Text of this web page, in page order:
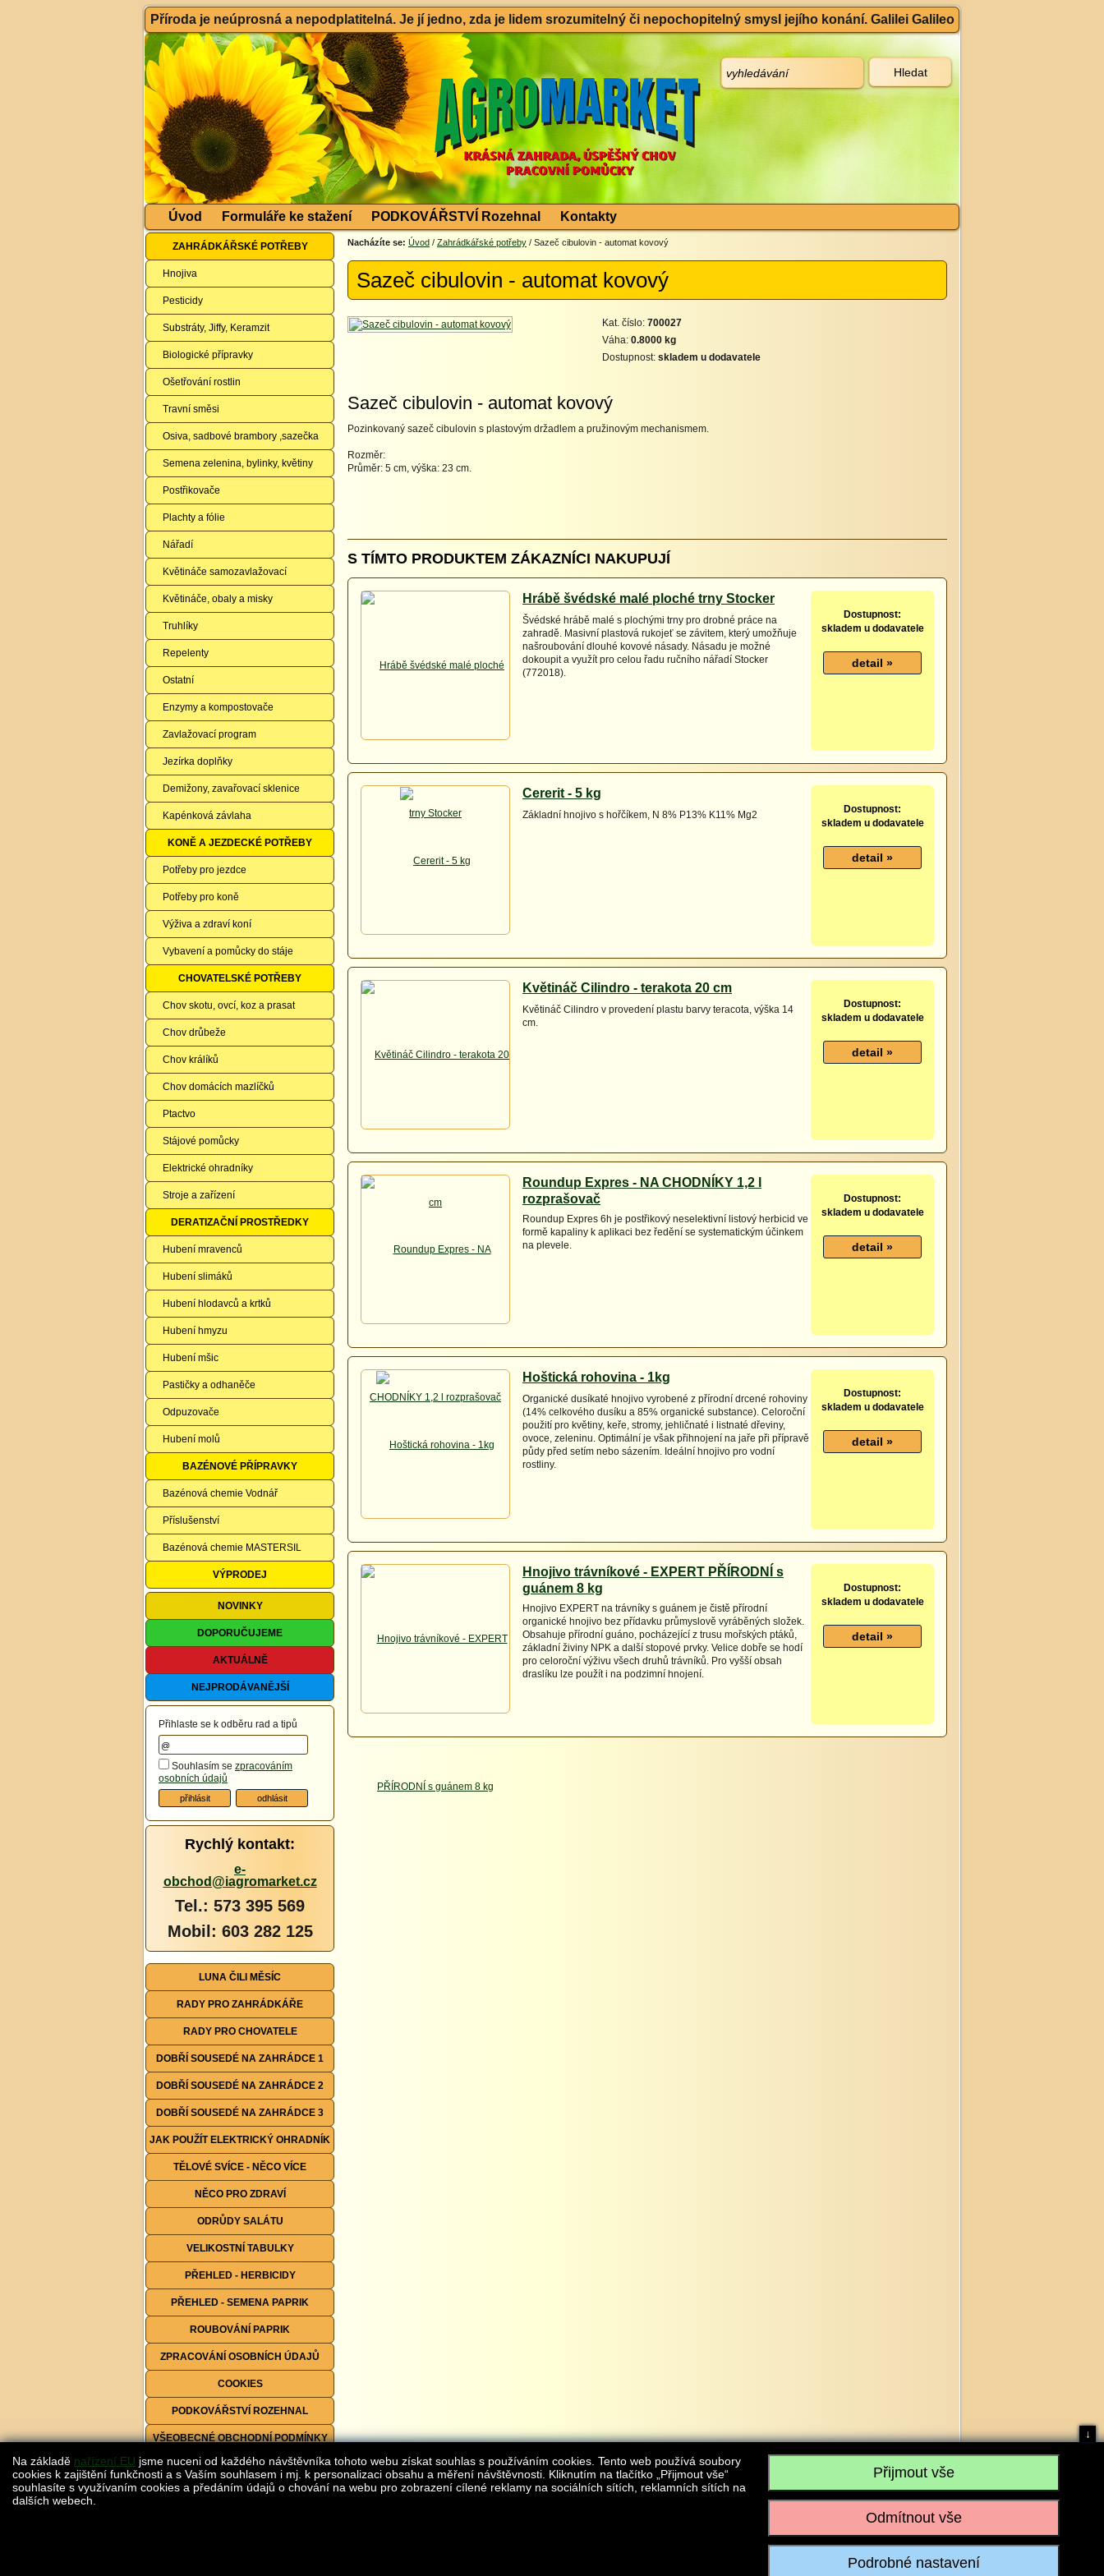
Příroda je neúprosná a nepodplatitelná. Je jí jedno, zda je lidem srozumitelný či nepochopitelný smysl jejího konání. Galilei Galileo
Úvod Formuláře ke stažení PODKOVÁŘSTVÍ Rozehnal Kontakty
ZAHRÁDKÁŘSKÉ POTŘEBY
Hnojiva
Pesticidy
Substráty, Jiffy, Keramzit
Biologické přípravky
Ošetřování rostlin
Travní směsi
Osiva, sadbové brambory ,sazečka
Semena zelenina, bylinky, květiny
Postřikovače
Plachty a fólie
Nářadí
Květináče samozavlažovací
Květináče, obaly a misky
Truhlíky
Repelenty
Ostatní
Enzymy a kompostovače
Zavlažovací program
Jezírka doplňky
Demižony, zavařovací sklenice
Kapénková závlaha
KONĚ A JEZDECKÉ POTŘEBY
Potřeby pro jezdce
Potřeby pro koně
Výživa a zdraví koní
Vybavení a pomůcky do stáje
CHOVATELSKÉ POTŘEBY
Chov skotu, ovcí, koz a prasat
Chov drůbeže
Chov králíků
Chov domácích mazlíčků
Ptactvo
Stájové pomůcky
Elektrické ohradníky
Stroje a zařízení
DERATIZAČNÍ PROSTŘEDKY
Hubení mravenců
Hubení slimáků
Hubení hlodavců a krtků
Hubení hmyzu
Hubení mšic
Pastičky a odhaněče
Odpuzovače
Hubení molů
BAZÉNOVÉ PŘÍPRAVKY
Bazénová chemie Vodnář
Příslušenství
Bazénová chemie MASTERSIL
VÝPRODEJ
NOVINKY
DOPORUČUJEME
AKTUÁLNĚ
NEJPRODÁVANĚJŠÍ
Přihlaste se k odběru rad a tipů
Souhlasím se zpracováním
osobních údajů
Rychlý kontakt:
e-
obchod@iagromarket.cz
Tel.: 573 395 569
Mobil: 603 282 125
LUNA ČILI MĚSÍC
RADY PRO ZAHRÁDKÁŘE
RADY PRO CHOVATELE
DOBŘÍ SOUSEDÉ NA ZAHRÁDCE 1
DOBŘÍ SOUSEDÉ NA ZAHRÁDCE 2
DOBŘÍ SOUSEDÉ NA ZAHRÁDCE 3
JAK POUŽÍT ELEKTRICKÝ OHRADNÍK
TĚLOVÉ SVÍCE - NĚCO VÍCE
NĚCO PRO ZDRAVÍ
ODRŮDY SALÁTU
VELIKOSTNÍ TABULKY
PŘEHLED - HERBICIDY
PŘEHLED - SEMENA PAPRIK
ROUBOVÁNÍ PAPRIK
ZPRACOVÁNÍ OSOBNÍCH ÚDAJŮ
COOKIES
PODKOVÁŘSTVÍ ROZEHNAL
VŠEOBECNÉ OBCHODNÍ PODMÍNKY
FORMULÁŘE KE STAŽENÍ
Nacházíte se: Úvod / Zahrádkářské potřeby / Sazeč cibulovin - automat kovový
Sazeč cibulovin - automat kovový
Kat. číslo: 700027
Váha: 0.8000 kg
Dostupnost: skladem u dodavatele
Sazeč cibulovin - automat kovový
Pozinkovaný sazeč cibulovin s plastovým držadlem a pružinovým mechanismem.
Rozměr:
Průměr: 5 cm, výška: 23 cm.
S TÍMTO PRODUKTEM ZÁKAZNÍCI NAKUPUJÍ
Hrábě švédské malé ploché trny Stocker
Švédské hrábě malé s plochými trny pro drobné práce na
zahradě. Masivní plastová rukojeť se závitem, který umožňuje
našroubování dlouhé kovové násady. Násadu je možné
dokoupit a využít pro celou řadu ručního nářadí Stocker
(772018).
Dostupnost:
skladem u dodavatele
Cererit - 5 kg
Základní hnojivo s hořčíkem, N 8% P13% K11% Mg2
Dostupnost:
skladem u dodavatele
Květináč Cilindro - terakota 20 cm
Květináč Cilindro v provedení plastu barvy teracota, výška 14
cm.
Dostupnost:
skladem u dodavatele
Roundup Expres - NA CHODNÍKY 1,2 l
rozprašovač
Roundup Expres 6h je postřikový neselektivní listový herbicid ve
formě kapaliny k aplikaci bez ředění se systematickým účinkem
na plevele.
Dostupnost:
skladem u dodavatele
Hoštická rohovina - 1kg
Organické dusíkaté hnojivo vyrobené z přírodní drcené rohoviny
(14% celkového dusíku a 85% organické substance). Celoroční
použití pro květiny, keře, stromy, jehličnaté i listnaté dřeviny,
ovoce, zeleninu. Optimální je však přihnojení na jaře při přípravě
půdy před setím nebo sázením. Ideální hnojivo pro vodní
rostliny.
Dostupnost:
skladem u dodavatele
Hnojivo trávníkové - EXPERT PŘÍRODNÍ s
guánem 8 kg
Hnojivo EXPERT na trávníky s guánem je čistě přírodní
organické hnojivo bez přídavku průmyslově vyráběných složek.
Obsahuje přírodní guáno, pocházející z trusu mořských ptáků,
základní živiny NPK a další stopové prvky. Velice dobře se hodí
pro celoroční výživu všech druhů trávníků. Pro vyšší obsah
draslíku lze použít i na podzimní hnojení.
Dostupnost:
skladem u dodavatele
je AGROMARKET IRSI s.r.o., IČO: 28304845, se sídlem č.p. 17, 768 75 Loukov
Realizace:w-software.com
Na základě nařízení EU jsme nuceni od každého návštěvníka tohoto webu získat souhlas s používáním cookies. Tento web používá soubory
cookies k zajištění funkčnosti a s Vaším souhlasem i mj. k personalizaci obsahu a měření návštěvnosti. Kliknutím na tlačítko „Přijmout vše“
souhlasíte s využívaním cookies a předáním údajů o chování na webu pro zobrazení cílené reklamy na sociálních sítích, reklamních sítích na
dalších webech.
↓